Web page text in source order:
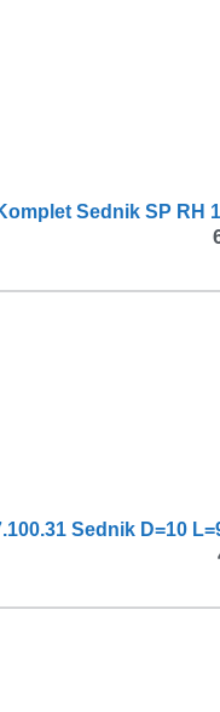
Sednik SP RH
Sednik D=10